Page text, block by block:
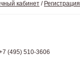
кабинет / Регистрация
(495) 510-3606